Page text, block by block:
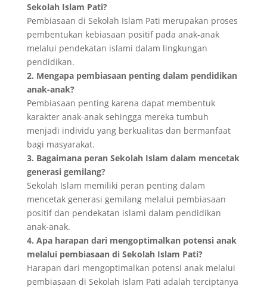
Sekolah Islam Pati?
Pembiasaan di Sekolah Islam Pati merupakan proses
pembentukan kebiasaan positif pada anak-anak
melalui pendekatan islami dalam lingkungan
pendidikan.
2. Mengapa pembiasaan penting dalam pendidikan
anak-anak?
Pembiasaan penting karena dapat membentuk
karakter anak-anak sehingga mereka tumbuh
menjadi individu yang berkualitas dan bermanfaat
bagi masyarakat.
3. Bagaimana peran Sekolah Islam dalam mencetak
generasi gemilang?
Sekolah Islam memiliki peran penting dalam
mencetak generasi gemilang melalui pembiasaan
positif dan pendekatan islami dalam pendidikan
anak-anak.
4. Apa harapan dari mengoptimalkan potensi anak
melalui pembiasaan di Sekolah Islam Pati?
Harapan dari mengoptimalkan potensi anak melalui
pembiasaan di Sekolah Islam Pati adalah terciptanya